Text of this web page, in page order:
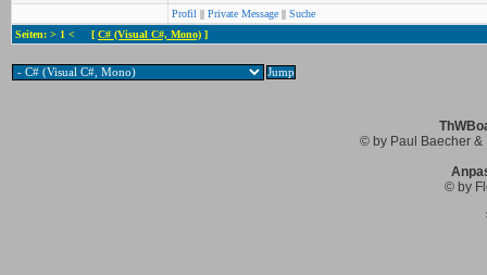
Profil || Private Message || Suche
Seiten: > 1 < [ C# (Visual C#, Mono) ]
© by Paul Baecher &
© by